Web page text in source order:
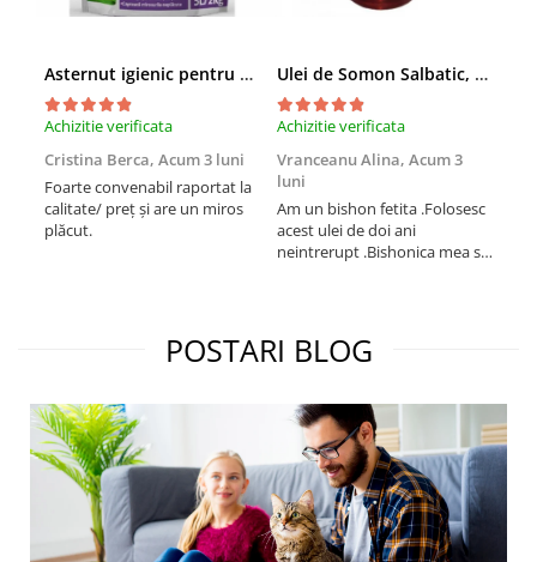
Asternut igienic pentru pisici Tofu Lavanda, Mon Petit 5 l
Achizitie verificata
Cristina Berca, Acum 3 luni
Foarte convenabil raportat la
calitate/ preț și are un miros
plăcut.
Ulei de Somon Salbatic, câini și pisici, piele si blană, BEST4PETS, 1l
Achizitie verificata
Vranceanu Alina, Acum 3
luni
Am un bishon fetita .Folosesc
acest ulei de doi ani
neintrerupt .Bishonica mea se
treia comanda recomand cu
mult drag !
POSTARI BLOG